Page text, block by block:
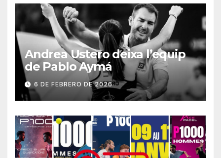
Andrea Ustero deixa l’equip
de Pablo Aymá
6 DE FEBRERO DE 2026